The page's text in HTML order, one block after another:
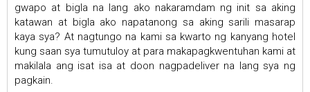
gwapo at bigla na lang ako nakaramdam ng init sa aking
katawan at bigla ako napatanong sa aking sarili masarap
kaya sya? At nagtungo na kami sa kwarto ng kanyang hotel
kung saan sya tumutuloy at para makapagkwentuhan kami at
makilala ang isat isa at doon nagpadeliver na lang sya ng
pagkain.